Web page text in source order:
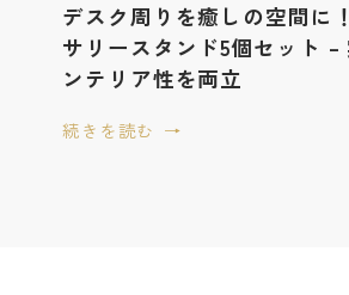
デスク周りを癒しの空間に
サリースタンド5個セット –
ンテリア性を両立
続きを読む